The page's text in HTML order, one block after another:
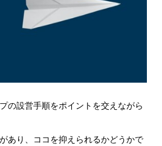
の設営手順をポイントを交えながら
あり、ココを抑えられるかどうかで